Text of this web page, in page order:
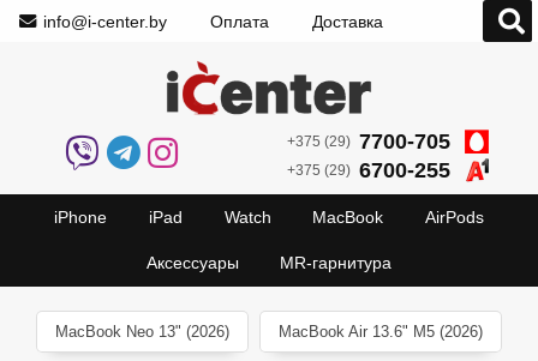
info@i-center.by Оплата Доставка
+375 (29) 7700-705
+375 (29) 6700-255
iPhone iPad Watch MacBook AirPods
Аксессуары MR-гарнитура
MacBook Neo 13" (2026) MacBook Air 13.6" M5 (2026)